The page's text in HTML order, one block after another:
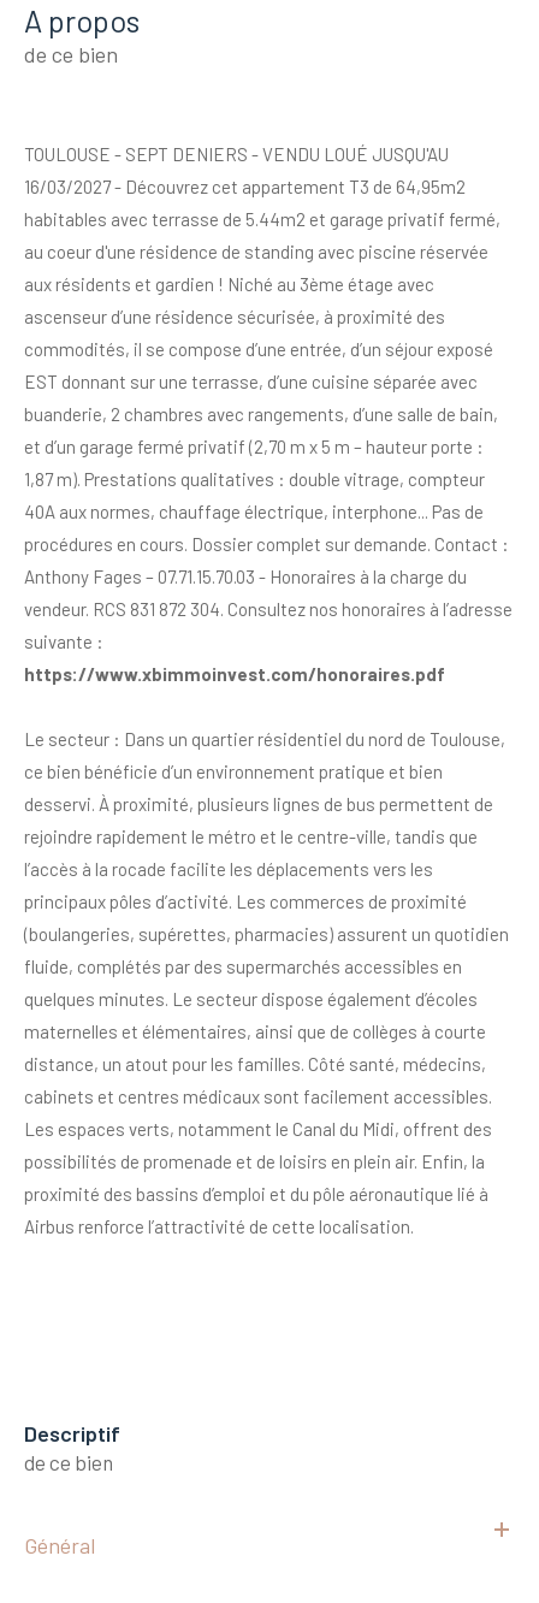
a propos
de ce bien
TOULOUSE - SEPT DENIERS - VENDU LOUÉ JUSQU'AU
16/03/2027 - Découvrez cet appartement T3 de 64,95m2
habitables avec terrasse de 5.44m2 et garage privatif fermé,
au coeur d'une résidence de standing avec piscine réservée
aux résidents et gardien ! Niché au 3ème étage avec
ascenseur d’une résidence sécurisée, à proximité des
commodités, il se compose d’une entrée, d’un séjour exposé
EST donnant sur une terrasse, d’une cuisine séparée avec
buanderie, 2 chambres avec rangements, d’une salle de bain,
et d’un garage fermé privatif (2,70 m x 5 m – hauteur porte :
1,87 m). Prestations qualitatives : double vitrage, compteur
40A aux normes, chauffage électrique, interphone... Pas de
procédures en cours. Dossier complet sur demande. Contact :
Anthony Fages – 07.71.15.70.03 - Honoraires à la charge du
vendeur. RCS 831 872 304. Consultez nos honoraires à l’adresse
suivante :
https://www.xbimmoinvest.com/honoraires.pdf
Le secteur : Dans un quartier résidentiel du nord de Toulouse,
ce bien bénéficie d’un environnement pratique et bien
desservi. À proximité, plusieurs lignes de bus permettent de
rejoindre rapidement le métro et le centre-ville, tandis que
l’accès à la rocade facilite les déplacements vers les
principaux pôles d’activité. Les commerces de proximité
(boulangeries, supérettes, pharmacies) assurent un quotidien
fluide, complétés par des supermarchés accessibles en
quelques minutes. Le secteur dispose également d’écoles
maternelles et élémentaires, ainsi que de collèges à courte
distance, un atout pour les familles. Côté santé, médecins,
cabinets et centres médicaux sont facilement accessibles.
Les espaces verts, notamment le Canal du Midi, offrent des
possibilités de promenade et de loisirs en plein air. Enfin, la
proximité des bassins d’emploi et du pôle aéronautique lié à
Airbus renforce l’attractivité de cette localisation.
descriptif
de ce bien
Général